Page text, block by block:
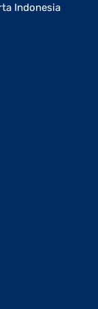
Indonesia